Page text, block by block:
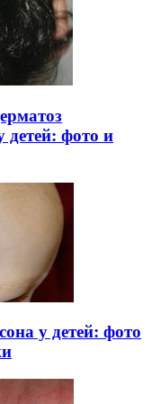
детей: фото и
у детей: фото